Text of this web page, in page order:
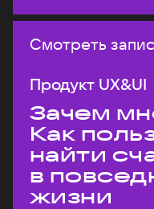
Смотреть
Продукт UX&UI
Зачем
Как
найти
в
жизни